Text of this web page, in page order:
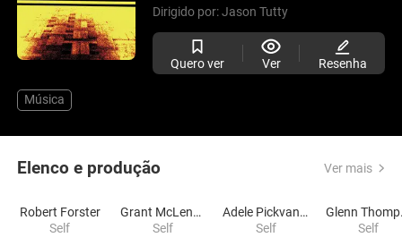
Dirigido por:Jason Tutty
Quero ver Ver Resenha
Música
Elenco e produção Ver mais
Robert Forster
Self
Grant McLennan
Self
Adele Pickvance
Self
Self